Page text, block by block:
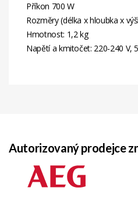
Příkon 700 W
Rozměry (délka x hloubka x
Hmotnost: 1,2 kg
Napětí a kmitočet: 220-240 V,
Autorizovaný prodejce